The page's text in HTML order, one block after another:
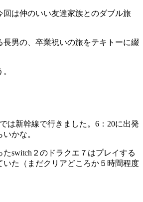
回は仲のいい友達家族とのダブル旅
長男の、卒業祝いの旅をテキトーに綴
は新幹線で行きました。6：20に出発
かな。
switch２のドラクエ７はプレイする
いた（まだクリアどころか５時間程度